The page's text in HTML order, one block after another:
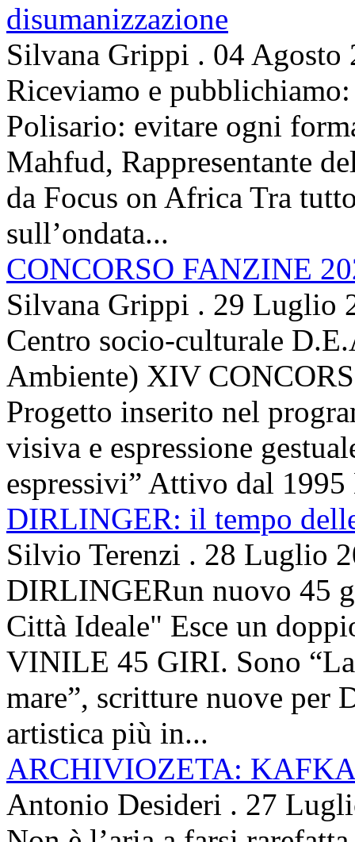
disumanizzazione
Silvana Grippi . 04 Agosto
Riceviamo e
Polisario: evitare ogni
Mahfud, Rappresentante
da Focus on Africa Tra
sull’ondata...
CONCORSO FANZINE
Silvana Grippi . 29 Luglio
Centro socio-culturale
Ambiente) XIV
Progetto inserito nel
visiva e espressione
espressivi” Attivo dal 1995
DIRLINGER: il tempo
Silvio Terenzi . 28 Luglio
DIRLINGERun nuovo 45
Città Ideale" Esce un
VINILE 45 GIRI. Sono
mare”, scritture nuove per
artistica più in...
ARCHIVIOZETA:
Antonio Desideri . 27